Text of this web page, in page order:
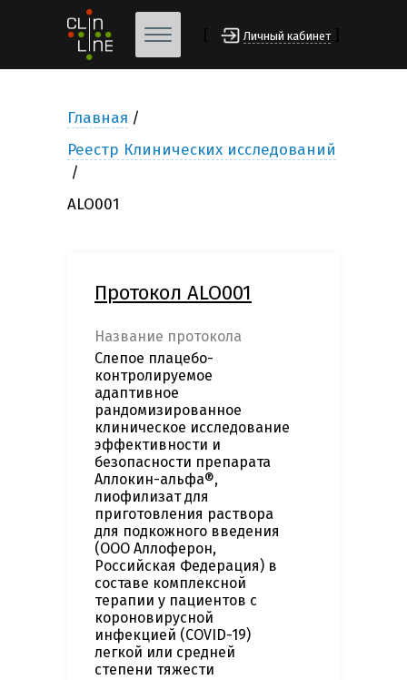
Личный кабинет
Главная
Реестр Клинических исследований
ALO001
Протокол ALO001
Название протокола
Слепое плацебо-
контролируемое
адаптивное
рандомизированное
клиническое исследование
эффективности и
безопасности препарата
Аллокин-альфа®,
лиофилизат для
приготовления раствора
для подкожного введения
(ООО Аллоферон,
Российская Федерация) в
составе комплексной
терапии у пациентов с
короновирусной
инфекцией (COVID-19)
легкой или средней
степени тяжести